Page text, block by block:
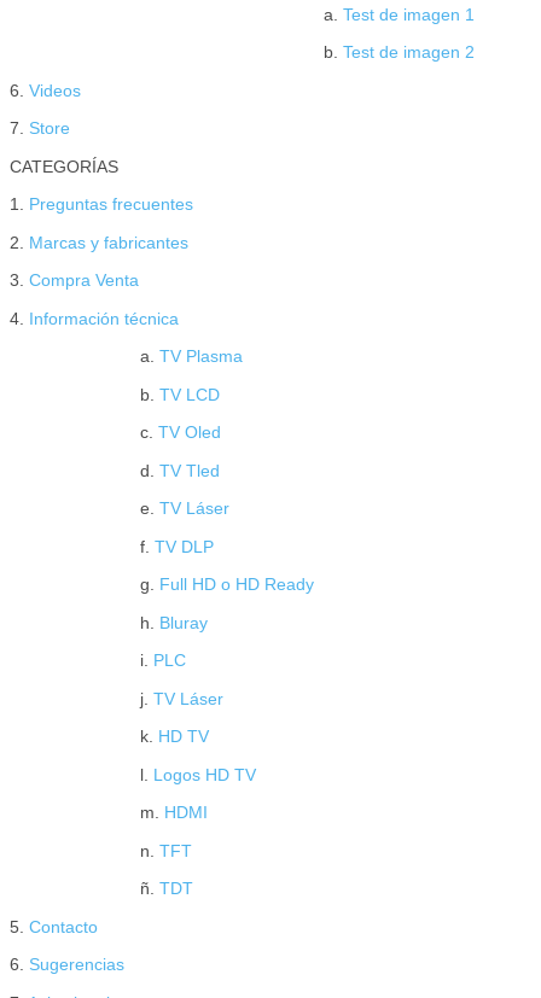
a. Test de imagen 1
b. Test de imagen 2
6. Videos
7. Store
CATEGORÍAS
1. Preguntas frecuentes
2.
Marcas y fabricantes
3. Compra Venta
4. Información técnica
a. TV Plasma
b. TV LCD
c. TV Oled
d. TV Tled
e. TV Láser
f. TV DLP
g. Full HD o HD Ready
h. Bluray
i. PLC
j. TV Láser
k. HD TV
l. Logos HD TV
m. HDMI
n. TFT
ñ. TDT
5. Contacto
6. Sugerencias